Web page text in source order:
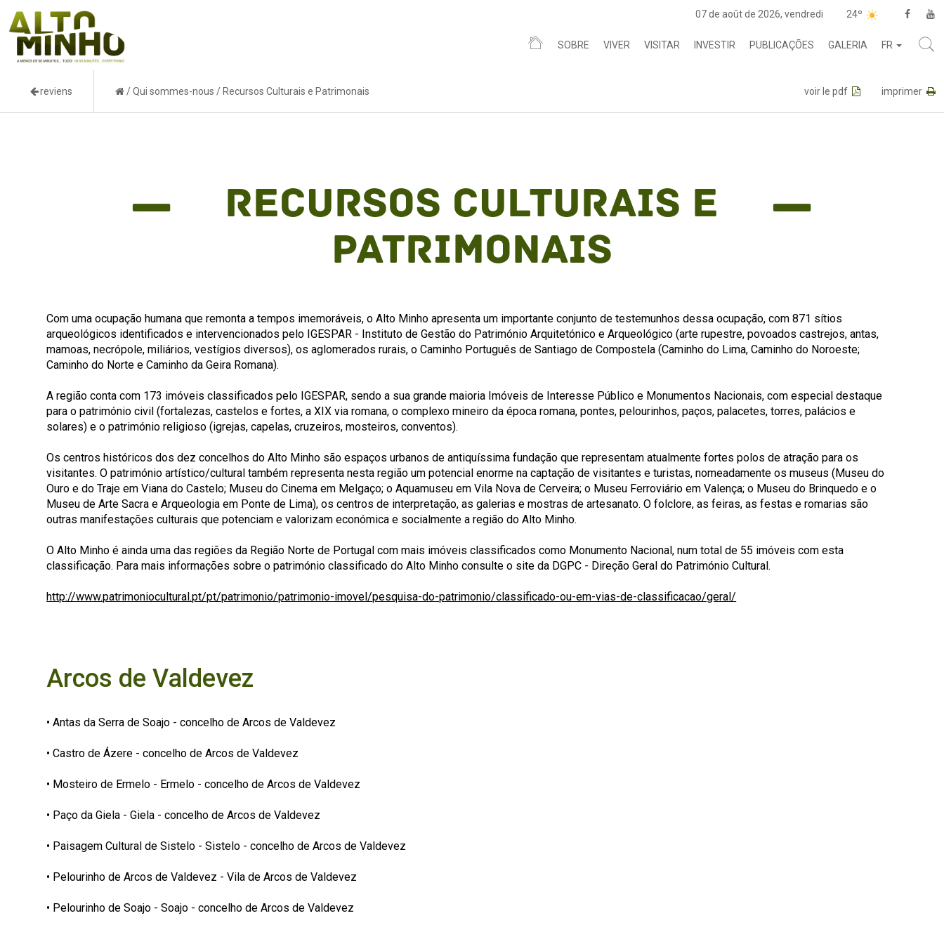
07 de août de 2026, vendredi 24º
SOBRE VIVER VISITAR INVESTIR PUBLICAÇÕES GALERIA FR
reviens /Qui sommes-nous / Recursos Culturais e Patrimonais voir le pdf imprimer
Recursos Culturais e
Patrimonais
Com uma ocupação humana que remonta a tempos imemoráveis, o Alto Minho apresenta um importante conjunto de testemunhos dessa ocupação, com 871 sítios
arqueológicos identificados e intervencionados pelo IGESPAR - Instituto de Gestão do Património Arquitetónico e Arqueológico (arte rupestre, povoados castrejos, antas,
mamoas, necrópole, miliários, vestígios diversos), os aglomerados rurais, o Caminho Português de Santiago de Compostela (Caminho do Lima, Caminho do Noroeste;
Caminho do Norte e Caminho da Geira Romana).
A região conta com 173 imóveis classificados pelo IGESPAR, sendo a sua grande maioria Imóveis de Interesse Público e Monumentos Nacionais, com especial destaque
para o património civil (fortalezas, castelos e fortes, a XIX via romana, o complexo mineiro da época romana, pontes, pelourinhos, paços, palacetes, torres, palácios e
solares) e o património religioso (igrejas, capelas, cruzeiros, mosteiros, conventos).
Os centros históricos dos dez concelhos do Alto Minho são espaços urbanos de antiquíssima fundação que representam atualmente fortes polos de atração para os
visitantes. O património artístico/cultural também representa nesta região um potencial enorme na captação de visitantes e turistas, nomeadamente os museus (Museu do
Ouro e do Traje em Viana do Castelo; Museu do Cinema em Melgaço; o Aquamuseu em Vila Nova de Cerveira; o Museu Ferroviário em Valença; o Museu do Brinquedo e o
Museu de Arte Sacra e Arqueologia em Ponte de Lima), os centros de interpretação, as galerias e mostras de artesanato. O folclore, as feiras, as festas e romarias são
outras manifestações culturais que potenciam e valorizam económica e socialmente a região do Alto Minho.
O Alto Minho é ainda uma das regiões da Região Norte de Portugal com mais imóveis classificados como Monumento Nacional, num total de 55 imóveis com esta
classificação. Para mais informações sobre o património classificado do Alto Minho consulte o site da DGPC - Direção Geral do Património Cultural.
http://www.patrimoniocultural.pt/pt/patrimonio/patrimonio-imovel/pesquisa-do-patrimonio/classificado-ou-em-vias-de-classificacao/geral/
Arcos de Valdevez
• Antas da Serra de Soajo - concelho de Arcos de Valdevez
• Castro de Ázere - concelho de Arcos de Valdevez
• Mosteiro de Ermelo - Ermelo - concelho de Arcos de Valdevez
• Paço da Giela - Giela - concelho de Arcos de Valdevez
• Paisagem Cultural de Sistelo - Sistelo - concelho de Arcos de Valdevez
• Pelourinho de Arcos de Valdevez - Vila de Arcos de Valdevez
• Pelourinho de Soajo - Soajo - concelho de Arcos de Valdevez